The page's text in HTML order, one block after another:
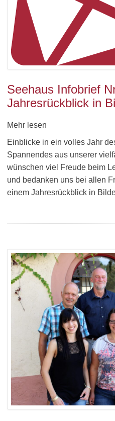
Seehaus Infobrief
Jahresrückblick in
Mehr lesen
Einblicke in ein volles Jahr
Spannendes aus unserer
wünschen viel Freude beim
und bedanken uns bei allen
einem Jahresrückblick in